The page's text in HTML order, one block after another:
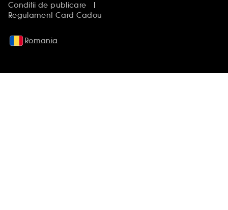
Conditii de publicare
Regulament Card Cadou
Romania